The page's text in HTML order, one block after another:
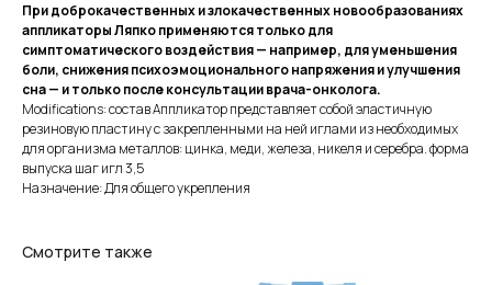
При доброкачественных и злокачественных новообразованиях
аппликаторы Ляпко применяются только для
симптоматического воздействия — например, для уменьшения
боли, снижения психоэмоционального напряжения и улучшения
сна — и только после консультации врача-онколога.
Modifications: состав Аппликатор представляет собой эластичную
резиновую пластину c закрепленными на ней иглами из необходимых
для организма металлов: цинка, меди, железа, никеля и серебра. форма
выпуска шаг игл 3,5
Назначение: Для общего укрепления
Смотрите также